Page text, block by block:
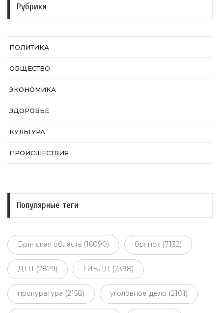
Рубрики
ПОЛИТИКА
ОБЩЕСТВО
ЭКОНОМИКА
ЗДОРОВЬЕ
КУЛЬТУРА
ПРОИСШЕСТВИЯ
Популярные теги
Брянская область (16090) брянск (7132)
ДТП (2829) ГИБДД (2398)
прокуратура (2158) уголовное дело (2101)